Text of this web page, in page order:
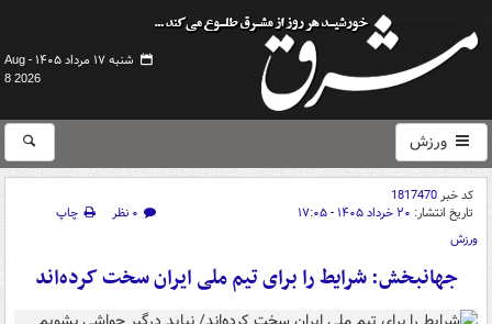
شنبه ۱۷ مرداد ۱۴۰۵ -
Aug
8 2026
ورزش
کد خبر1817470
تاریخ انتشار: ۲۰ خرداد ۱۴۰۵ - ۱۷:۰۵ ۰ نظر
چاپ
ورزش
جهانبخش: شرایط را برای تیم ملی ایران سخت کرده‌اند